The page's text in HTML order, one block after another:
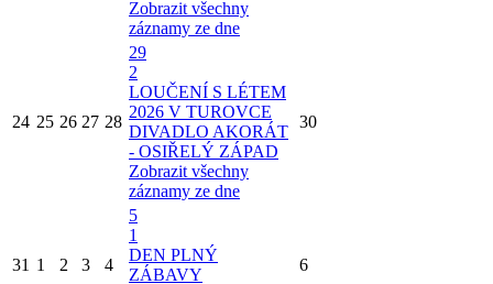
Zobrazit všechny
záznamy ze dne
24 25 26 27 28
29
2
LOUČENÍ S LÉTEM
2026 V TUROVCE
DIVADLO AKORÁT
- OSIŘELÝ ZÁPAD
Zobrazit všechny
záznamy ze dne
30
31 1 2 3 4
5
1
DEN PLNÝ
ZÁBAVY
6